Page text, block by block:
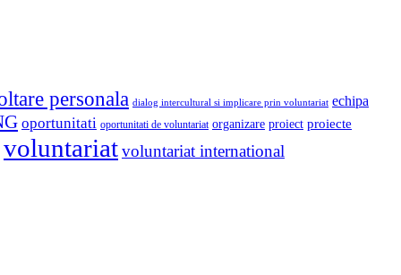
personala dialog intercultural si implicare prin voluntariat echipa
oportunitati oportunitati de voluntariat organizare proiect proiecte
voluntariatvoluntariat international